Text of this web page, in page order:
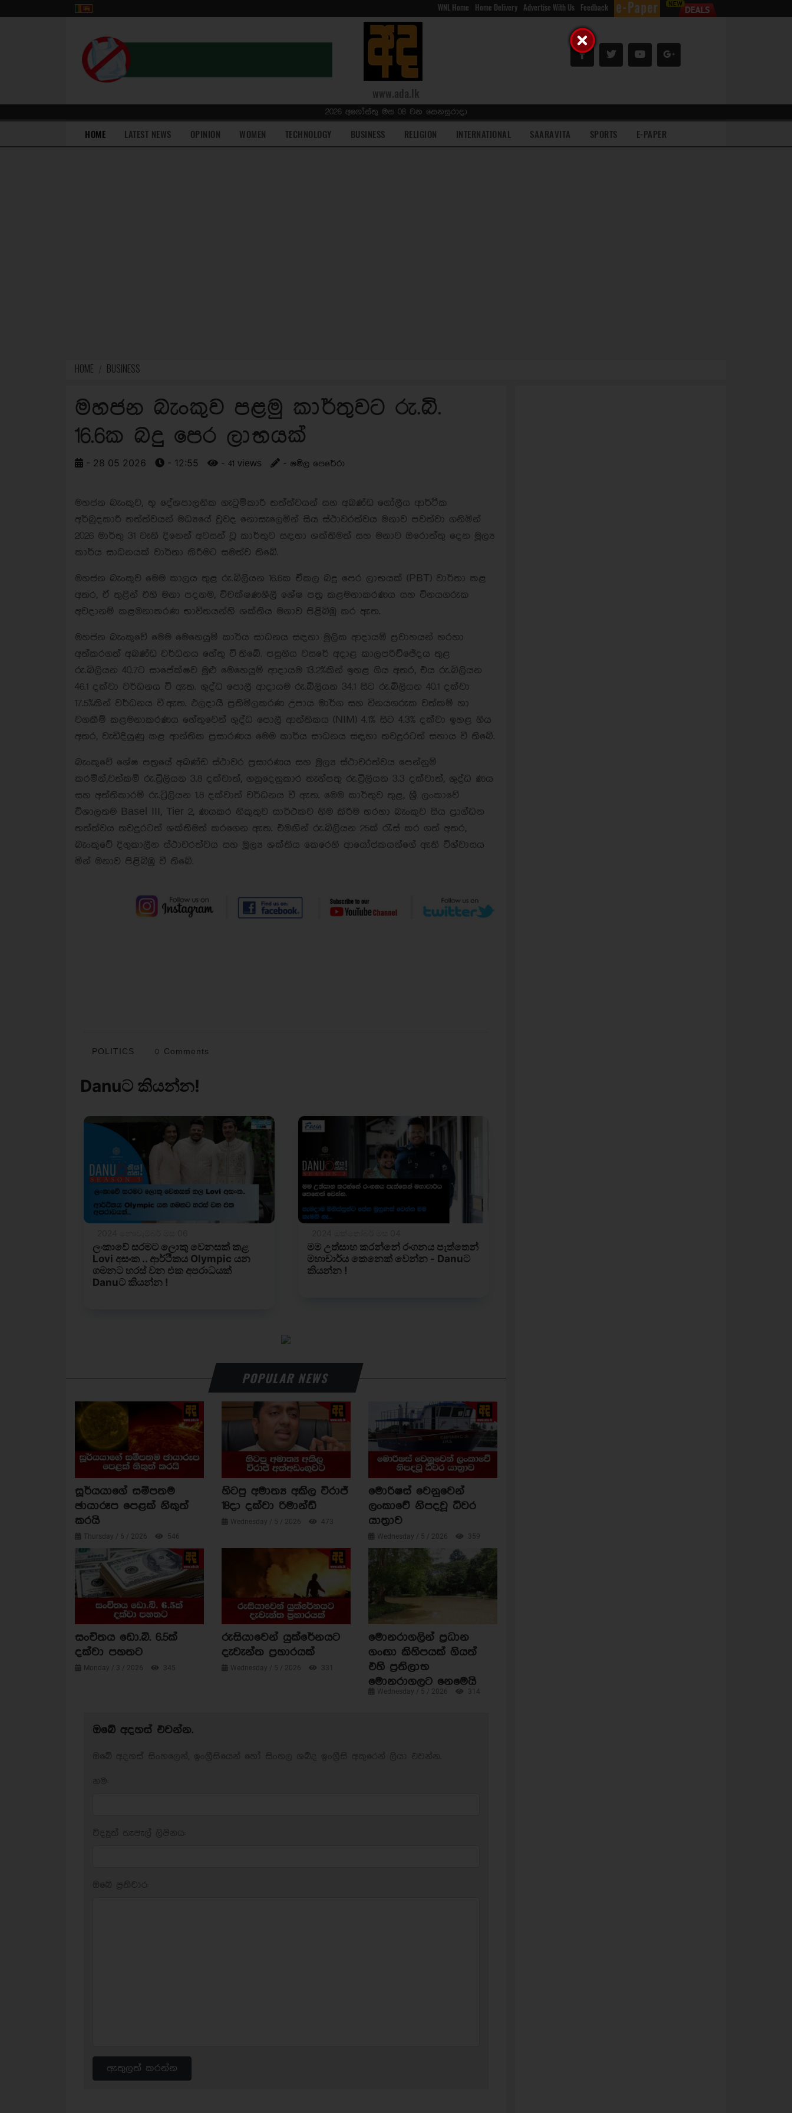
WNL Home Home Delivery Advertise With Us Feedback
www.ada.lk
2026 අගෝස්තු මස 08 වන සෙනසුරාදා
HOME(current)LATEST NEWS OPINION WOMEN TECHNOLOGY BUSINESS RELIGION INTERNATIONAL SAARAVITA SPORTS E-PAPER
HOME BUSINESS
මහජන බැංකුව පළමු කාර්තුවට රු.බි.
16.6ක බදු පෙර ලාභයක්
- 28 05 2026 - 12:55 - 41 views - ෂමිල පෙරේරා
මහජන බැංකුව, භූ දේශපාලනික ගැටුම්කාරී තත්ත්වයන් සහ අඛණ්ඩ ගෝලීය ආර්ථික
අර්බුදකාරී තත්ත්වයන් මධ්‍යයේ වුවද නොසැලෙමින් සිය ස්ථාවරත්වය මනාව පවත්වා ගනිමින්
2026 මාර්තු 31 වැනි දිනෙන් අවසන් වූ කාර්තුව සඳහා ශක්තිමත් සහ මනාව ඔරොත්තු දෙන මූල්‍ය
කාර්ය සාධනයක් වාර්තා කිරීමට සමත්ව තිබේ.
මහජන බැංකුව මෙම කාලය තුළ රු.බිලියන 16.6ක ඒකල බදු පෙර ලාභයක් (PBT) වාර්තා කළ
අතර, ඒ තුළින් එහි මනා පදනම, විචක්ෂණශීලී ශේෂ පත්‍ර කළමනාකරණය සහ විනයගරුක
අවදානම් කළමනාකරණ භාවිතයන්හි ශක්තිය මනාව පිළිබිඹු කර ඇත.
මහජන බැංකුවේ මෙම මෙහෙයුම් කාර්ය සාධනය සඳහා මූලික ආදායම් ප්‍රවාහයන් හරහා
අත්කරගත් අඛණ්ඩ වර්ධනය හේතු වී තිබේ. පසුගිය වසරේ අදාළ කාලපරිච්ඡේදය තුළ
රු.බිලියන 40.7ට සාපේක්ෂව මුළු මෙහෙයුම් ආදායම 13.2%කින් ඉහළ ගිය අතර, එය රු.බිලියන
46.1 දක්වා වර්ධනය වී ඇත. ශුද්ධ පොලී ආදායම රු.බිලියන 34.1 සිට රු.බිලියන 40.1 දක්වා
17.5%කින් වර්ධනය වී ඇත. ඵලදායී ප්‍රතිමිලකරණ උපාය මාර්ග සහ විනයගරුක වත්කම් හා
වගකීම් කළමනාකරණය හේතුවෙන් ශුද්ධ පොලී ආන්තිකය (NIM) 4.1% සිට 4.3% දක්වා ඉහළ ගිය
අතර, වැඩිදියුණු කළ ආන්තික ප්‍රසාරණය මෙම කාර්ය සාධනය සඳහා තවදුරටත් සහාය වී තිබේ.
බැංකුවේ ශේෂ පත්‍රයේ අඛණ්ඩ ස්ථාවර ප්‍රසාරණය සහ මූල්‍ය ස්ථාවරත්වය පෙන්නුම්
කරමින්,වත්කම් රු.ට්‍රිලියන 3.8 දක්වාත්, ගනුදෙනුකාර තැන්පතු රු.ට්‍රිලියන 3.3 දක්වාත්, ශුද්ධ ණය
සහ අත්තිකාරම් රු.ට්‍රිලියන 1.8 දක්වාත් වර්ධනය වී ඇත. මෙම කාර්තුව තුළ, ශ්‍රී ලංකාවේ
විශාලතම Basel III, Tier 2, ණයකර නිකුතුව සාර්ථකව නිම කිරීම හරහා බැංකුව සිය ප්‍රාග්ධන
තත්ත්වය තවදුරටත් ශක්තිමත් කරගෙන ඇත. එමඟින් රු.බිලියන 25ක් රැස් කර ගත් අතර,
බැංකුවේ දිගුකාලීන ස්ථාවරත්වය සහ මූල්‍ය ශක්තිය කෙරෙහි ආයෝජකයන්ගේ ඇති විශ්වාසය
මින් මනාව පිළිබිඹු වී තිබේ.
POLITICS 0 Comments
POPULAR NEWS
සූර්යයාගේ සමීපතම
ඡායාරූප පෙළක් නිකුත්
කරයි
Thursday / 6 / 2026 546
හිටපු අමාත්‍ය අකිල විරාජ්
18දා දක්වා රිමාන්ඩ්
Wednesday / 5 / 2026 473
මොරිෂස් වෙනුවෙන්
ලංකාවේ නිපදවූ ධීවර
යාත්‍රාව
Wednesday / 5 / 2026 359
සංචිතය ඩො.බි. 6.5ක්
දක්වා පහතට
Monday / 3 / 2026 345
රුසියාවෙන් යුක්රේනයට
දැවැන්ත ප්‍රහාරයක්
Wednesday / 5 / 2026 331
මොනරාගලින් ප්‍රධාන
ගංඟා කිහිපයක් ගියත්
එහි ප්‍රතිලාභ
මොනරාගලට නෙමෙයි
Wednesday / 5 / 2026 314
ඔබේ අදහස් එවන්න.
ඇතුලත් කරන්න